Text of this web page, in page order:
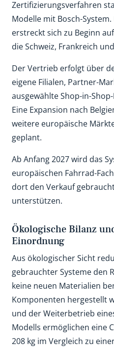
Zertifizierungsverfahren
Modelle mit Bosch-
erstreckt sich zu Beginn
die Schweiz, Frankreich
Der Vertrieb erfolgt über
eigene Filialen, Partner-
ausgewählte Shop-in-
Eine Expansion nach
weitere europäische
geplant.
Ab Anfang 2027 wird das
europäischen Fahrrad-
dort den Verkauf
unterstützen.
Ökologische Bilanz
Einordnung
Aus ökologischer Sicht
gebrauchter Systeme den
keine neuen Materialien
Komponenten hergestellt
und der Weiterbetrieb
Modells ermöglichen eine
208 kg im Vergleich zu